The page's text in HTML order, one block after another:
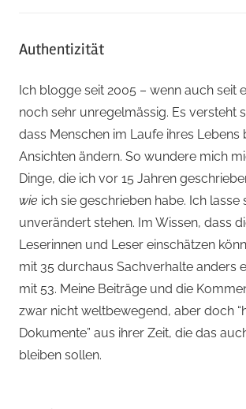
Authentizität
Ich blogge seit 2005 – wenn auch seit
noch sehr unregelmässig. Es versteht
dass Menschen im Laufe ihres Lebens
Ansichten ändern. So wundere mich
Dinge, die ich vor 15 Jahren
wie ich sie geschrieben habe. Ich lasse
unverändert stehen. Im Wissen, dass
Leserinnen und Leser einschätzen
mit 35 durchaus Sachverhalte anders
mit 53. Meine Beiträge und die
zwar nicht weltbewegend, aber doch
Dokumente” aus ihrer Zeit, die das
bleiben sollen.